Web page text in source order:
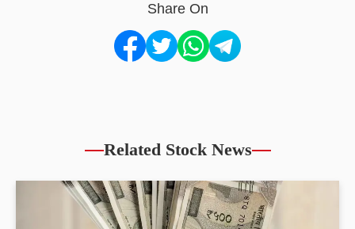
Share On
Related Stock News